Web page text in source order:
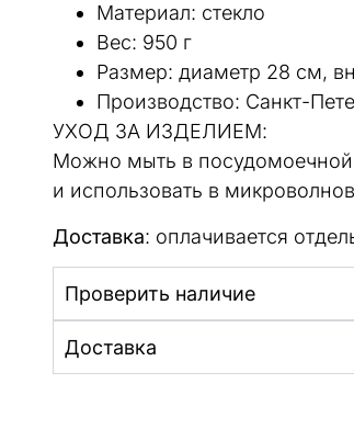
Материал: cтекло
Вес: 950 г
Размер: диаметр 28 см,
Производство: Санкт-
УХОД ЗА ИЗДЕЛИЕМ:
Можно мыть в
и использовать в
Доставка: оплачивается
Проверить наличие
Доставка